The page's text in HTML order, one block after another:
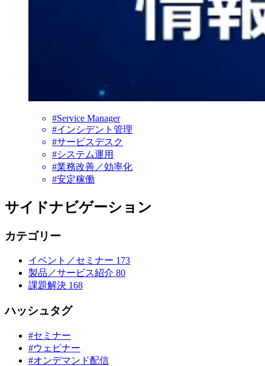
#Service Manager
#インシデント管理
#サービスデスク
#システム運用
#業務改善／効率化
#安定稼働
サイドナビゲーション
カテゴリー
イベント／セミナー 173
製品／サービス紹介 80
課題解決 168
ハッシュタグ
#セミナー
#ウェビナー
#オンデマンド配信